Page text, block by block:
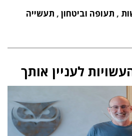
, תעופה וביטחון , תעשייה
לעניין אותך